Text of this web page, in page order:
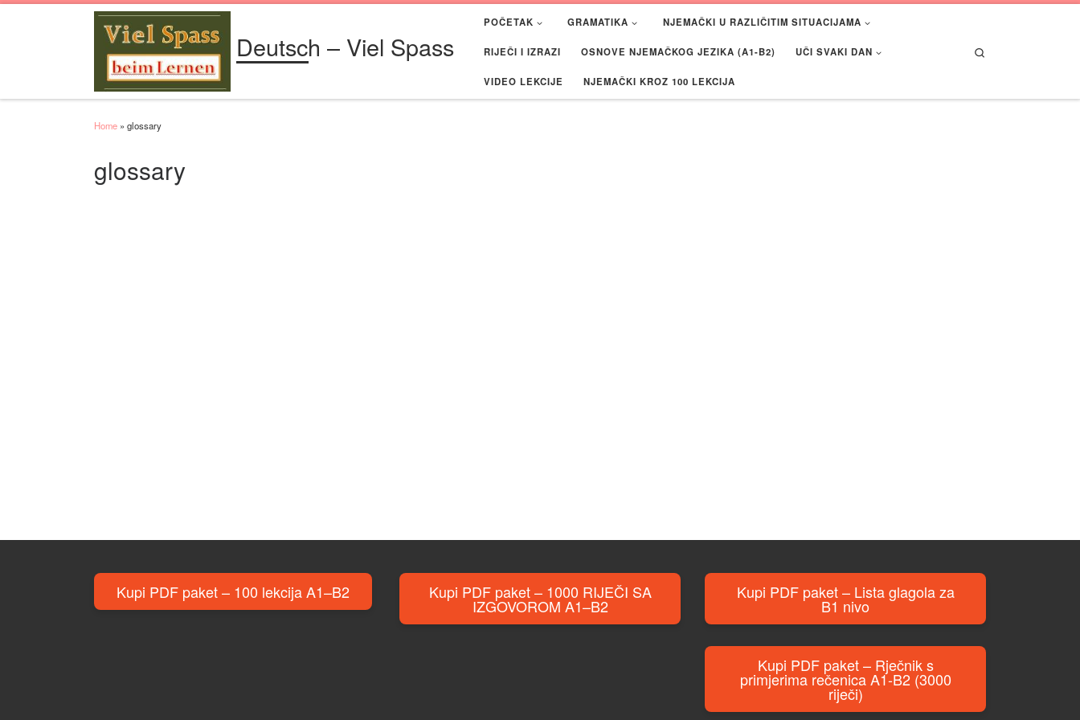
Deutsch – Viel Spass
POČETAK GRAMATIKA NJEMAČKI U RAZLIČITIM SITUACIJAMA
RIJEČI I IZRAZI OSNOVE NJEMAČKOG JEZIKA (A1-B2) UČI SVAKI DAN
VIDEO LEKCIJE NJEMAČKI KROZ 100 LEKCIJA
Home » glossary
glossary
Kupi PDF paket – 100 lekcija A1–B2 Kupi PDF paket – 1000 RIJEČI SA
IZGOVOROM A1–B2
Kupi PDF paket – Lista glagola za
B1 nivo
Kupi PDF paket – Rječnik s
primjerima rečenica A1-B2 (3000
riječi)